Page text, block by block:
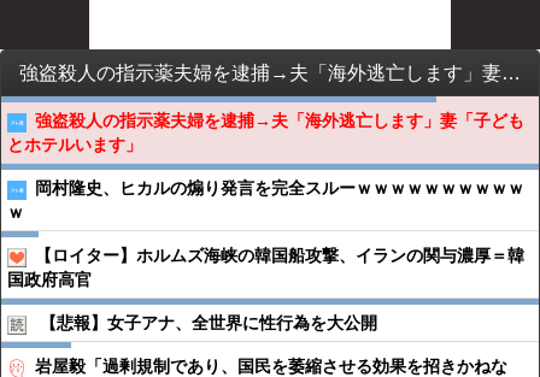
強盗殺人の指示薬夫婦を逮捕→夫「海外逃亡します」妻「子どもとホテルいます」
強盗殺人の指示薬夫婦を逮捕→夫「海外逃亡します」妻「子ども
とホテルいます」
岡村隆史、ヒカルの煽り発言を完全スルーｗｗｗｗｗｗｗｗｗｗ
ｗ
【ロイター】ホルムズ海峡の韓国船攻撃、イランの関与濃厚＝韓
国政府高官
【悲報】女子アナ、全世界に性行為を大公開
岩屋毅「過剰規制であり、国民を萎縮させる効果を招きかねな